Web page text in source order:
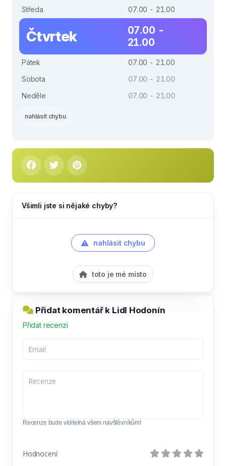
Středa
07.00 - 21.00
Čtvrtek
07.00 -
21.00
Pátek
07.00 - 21.00
Sobota
07.00 - 21.00
Neděle
07.00 - 21.00
nahlásit chybu
Všimli jste si nějaké chyby?
nahlásit chybu
toto je mé místo
Přidat komentář k Lidl Hodonín
Přidat recenzi
Recenze bude viditelná všem návštěvníkům!
Hodnocení